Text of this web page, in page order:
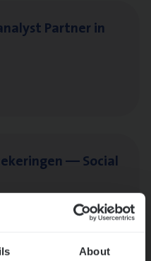
About
Part­ner in
— Soci­al